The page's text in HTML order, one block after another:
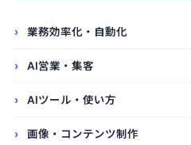
業務効率化・自動化
AI営業・集客
AIツール・使い方
画像・コンテンツ制作